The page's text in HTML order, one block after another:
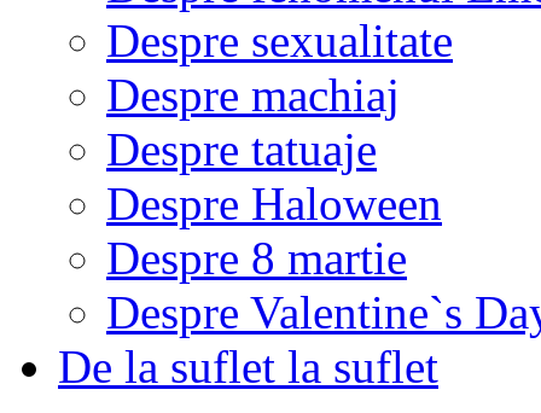
Despre sexualitate
Despre machiaj
Despre tatuaje
Despre Haloween
Despre 8 martie
Despre Valentine`s
De la suflet la suflet